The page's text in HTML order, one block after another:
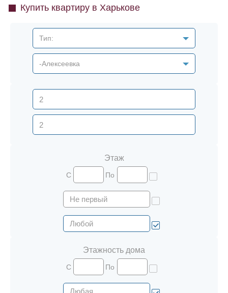
Купить квартиру в Харькове
Тип:
-Алексеевка
Этаж
С По
Этажность дома
С По